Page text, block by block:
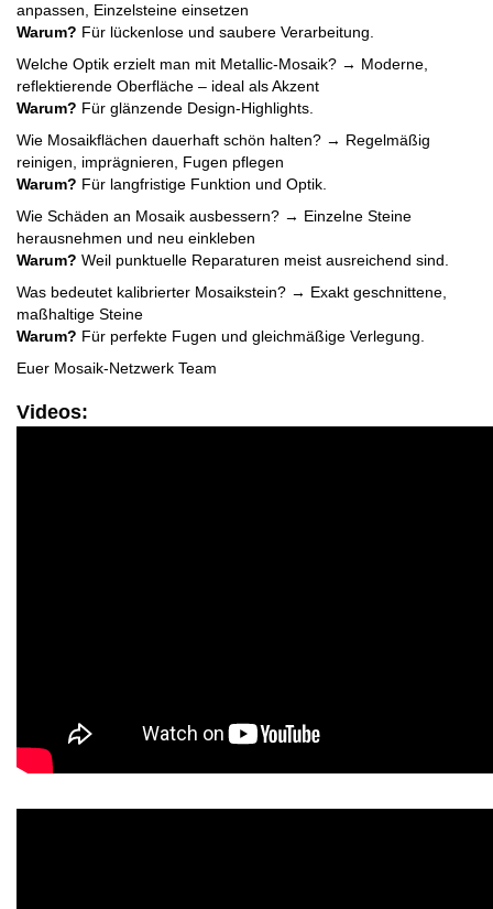
anpassen, Einzelsteine einsetzen
Warum? Für lückenlose und saubere Verarbeitung.
Welche Optik erzielt man mit Metallic-Mosaik? → Moderne,
reflektierende Oberfläche – ideal als Akzent
Warum? Für glänzende Design-Highlights.
Wie Mosaikflächen dauerhaft schön halten? → Regelmäßig
reinigen, imprägnieren, Fugen pflegen
Warum? Für langfristige Funktion und Optik.
Wie Schäden an Mosaik ausbessern? → Einzelne Steine
herausnehmen und neu einkleben
Warum? Weil punktuelle Reparaturen meist ausreichend sind.
Was bedeutet kalibrierter Mosaikstein? → Exakt geschnittene,
maßhaltige Steine
Warum? Für perfekte Fugen und gleichmäßige Verlegung.
Euer Mosaik-Netzwerk Team
Videos: